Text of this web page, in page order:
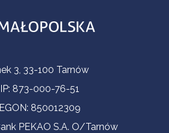
3, 33-100 Tarnów
873-000-76-51
850012309
PEKAO S.A. O/Tarnów